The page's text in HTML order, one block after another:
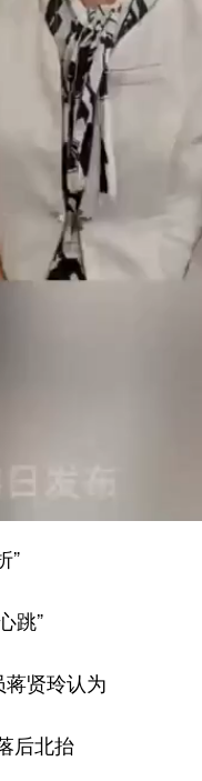
”
跳”
贤玲认为
后北抬